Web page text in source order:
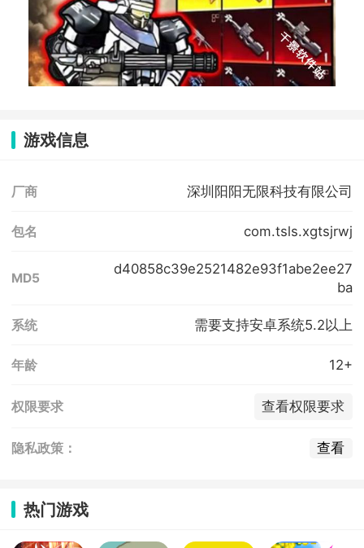
游戏信息
厂商 深圳阳阳无限科技有限公司
包名 com.tsls.xgtsjrwj
MD5
d40858c39e2521482e93f1abe2ee27
ba
系统 需要支持安卓系统5.2以上
年龄 12+
权限要求 查看权限要求
隐私政策： 查看
热门游戏